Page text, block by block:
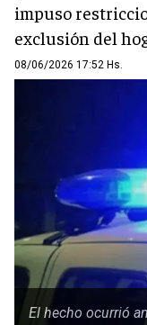
impuso
exclusión del
08/06/2026 17:52 Hs.
El hecho ocurrió